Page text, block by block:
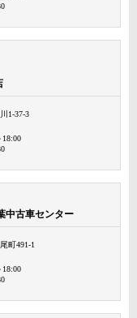
1-37-3
中古車センター
町491-1